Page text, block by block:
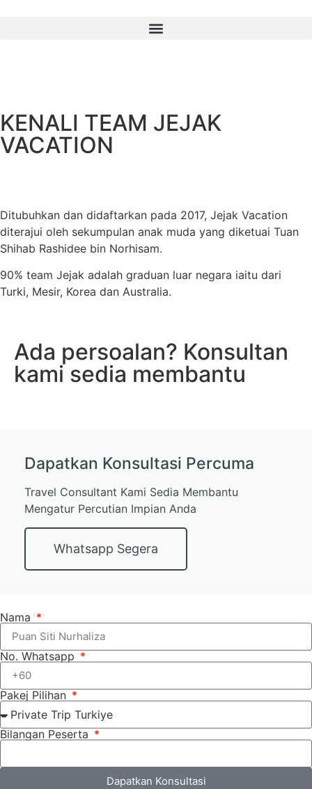
KENALI TEAM JEJAK
VACATION
Ditubuhkan dan didaftarkan pada 2017, Jejak Vacation
diterajui oleh sekumpulan anak muda yang diketuai Tuan
Shihab Rashidee bin Norhisam.
90% team Jejak adalah graduan luar negara iaitu dari
Turki, Mesir, Korea dan Australia.
Ada persoalan? Konsultan
kami sedia membantu
Dapatkan Konsultasi Percuma
Travel Consultant Kami Sedia Membantu
Mengatur Percutian Impian Anda
Whatsapp Segera
Nama
No. Whatsapp
Pakej Pilihan
Bilangan Peserta
Dapatkan Konsultasi